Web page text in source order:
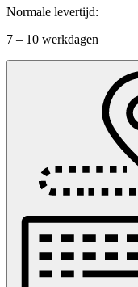
Normale levertijd:
7 – 10 werkdagen